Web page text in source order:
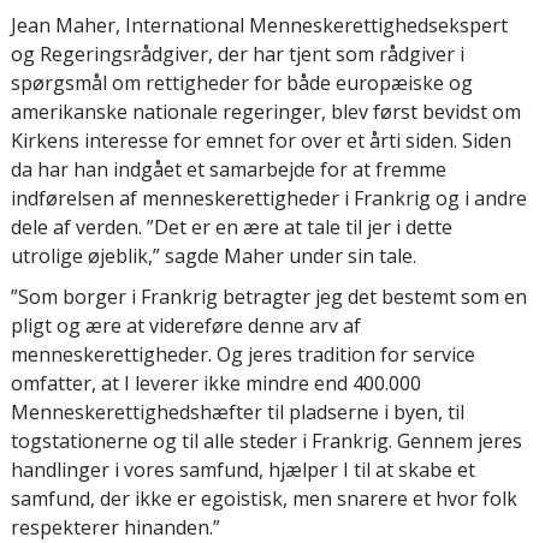
Jean Maher, International Menneskerettighedsekspert
og Regeringsrådgiver, der har tjent som rådgiver i
spørgsmål om rettigheder for både europæiske og
amerikanske nationale regeringer, blev først bevidst om
Kirkens interesse for emnet for over et årti siden. Siden
da har han indgået et samarbejde for at fremme
indførelsen af menneskerettigheder i Frankrig og i andre
dele af verden. ”Det er en ære at tale til jer i dette
utrolige øjeblik,” sagde Maher under sin tale.
”Som borger i Frankrig betragter jeg det bestemt som en
pligt og ære at videreføre denne arv af
menneskerettigheder. Og jeres tradition for service
omfatter, at I leverer ikke mindre end 400.000
Menneskerettighedshæfter til pladserne i byen, til
togstationerne og til alle steder i Frankrig. Gennem jeres
handlinger i vores samfund, hjælper I til at skabe et
samfund, der ikke er egoistisk, men snarere et hvor folk
respekterer hinanden.”